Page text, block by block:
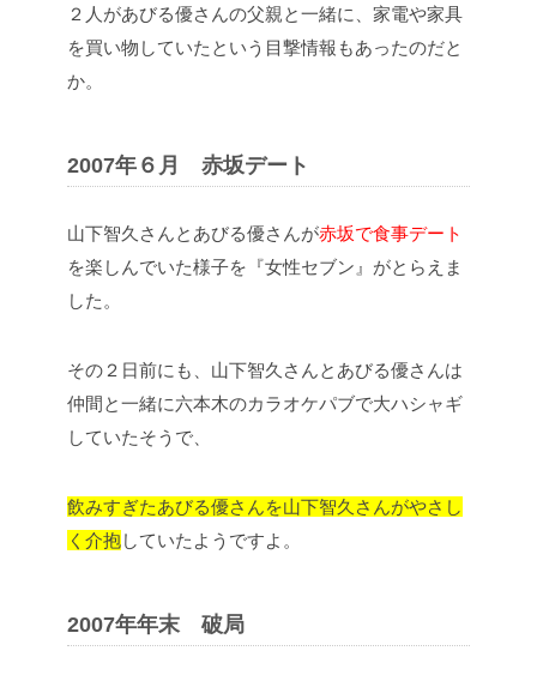
２人があびる優さんの父親と一緒に、家電や家具
を買い物していたという目撃情報もあったのだと
か。
2007年６月 赤坂デート
山下智久さんとあびる優さんが赤坂で食事デート
を楽しんでいた様子を『女性セブン』がとらえま
した。
その２日前にも、山下智久さんとあびる優さんは
仲間と一緒に六本木のカラオケパブで大ハシャギ
していたそうで、
飲みすぎたあびる優さんを山下智久さんがやさし
く介抱していたようですよ。
2007年年末 破局